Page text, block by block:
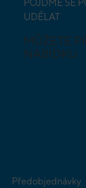
POJĎME SE
UDĚLAT
MŮŽETE
NABÍDKU
Předobjednávky